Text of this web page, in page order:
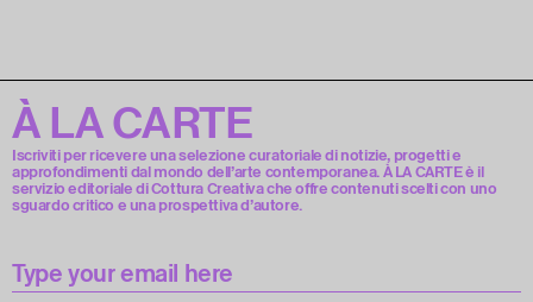
À LA CARTE
Iscriviti per ricevere una selezione curatoriale di notizie, progetti e
approfondimenti dal mondo dell’arte contemporanea. À LA CARTE è il
servizio editoriale di Cottura Creativa che offre contenuti scelti con uno
sguardo critico e una prospettiva d’autore.